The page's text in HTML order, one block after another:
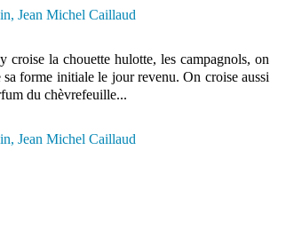
la chouette hulotte, les campagnols, on
forme initiale le jour revenu. On croise aussi
du chèvrefeuille...